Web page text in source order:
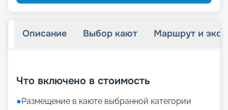
Описание Выбор кают Маршрут и
Что включено в стоимость
●Размещение в каюте выбранной категории